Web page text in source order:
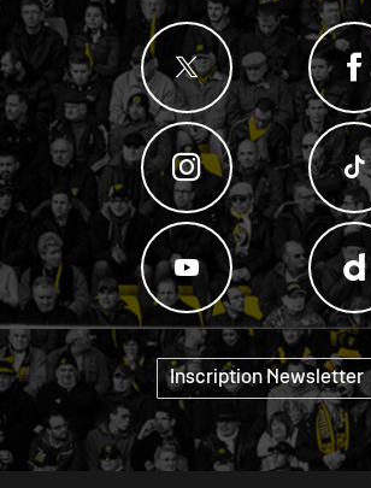
Inscription Newsletter